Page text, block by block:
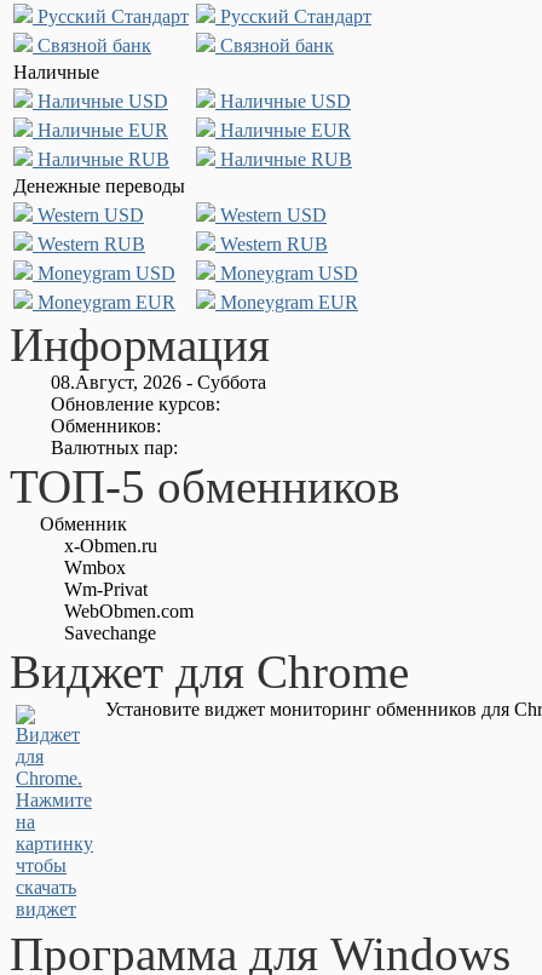
Русский Стандарт
Русский Стандарт
Связной банк
Связной банк
Наличные
Наличные USD
Наличные USD
Наличные EUR
Наличные EUR
Наличные RUB
Наличные RUB
Денежные переводы
Western USD
Western USD
Western RUB
Western RUB
Moneygram USD
Moneygram USD
Moneygram EUR
Moneygram EUR
Информация
08.Август, 2026 - Суббота
Обновление курсов:
Обменников:
Валютных пар:
ТОП-5 обменников
Обменник
x-Obmen.ru
Wmbox
Wm-Privat
WebObmen.com
Savechange
Виджет для Chrome
Установите виджет мониторинг обменников для
Программа для Windows